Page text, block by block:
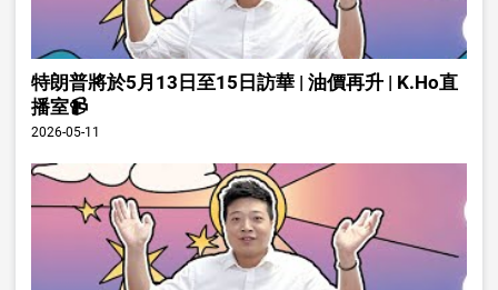
特朗普將於5月13日至15日訪華 | 油價再升 | K.Ho直
播室📹
2026-05-11